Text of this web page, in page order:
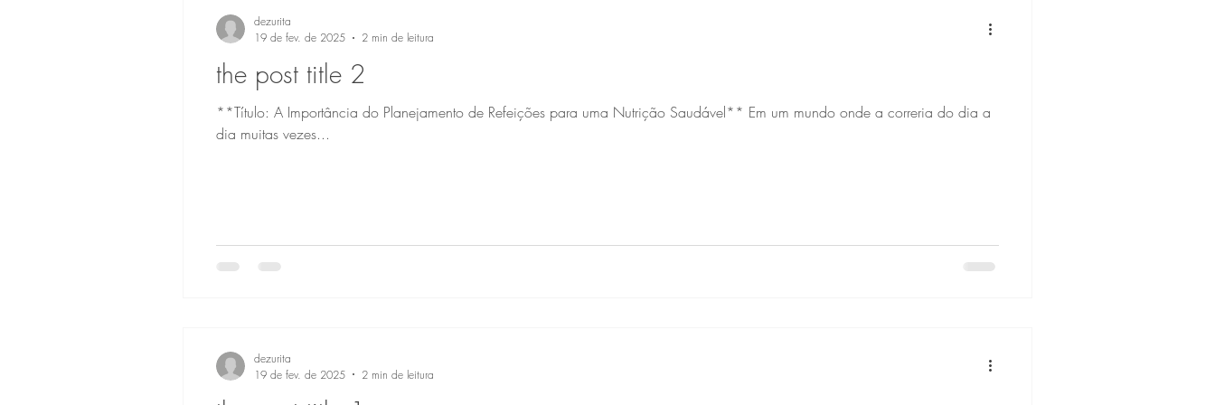
the post title 2
**Título: A Importância do Planejamento de Refeições para uma Nutrição Saudável** Em um mundo onde a correria do dia a
dia muitas vezes...
dezurita
19 de fev. de 2025
2 min de leitura
dezurita
19 de fev. de 2025
2 min de leitura